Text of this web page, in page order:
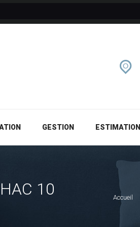
GESTION ESTIMATION
10
Accueil
GESTION